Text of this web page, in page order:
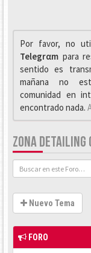
Por favor, no
Telegrαm para
sentido es
mañana no
comunidad en
encontrado nada.
ZONA
Nuevo Tema
FORO